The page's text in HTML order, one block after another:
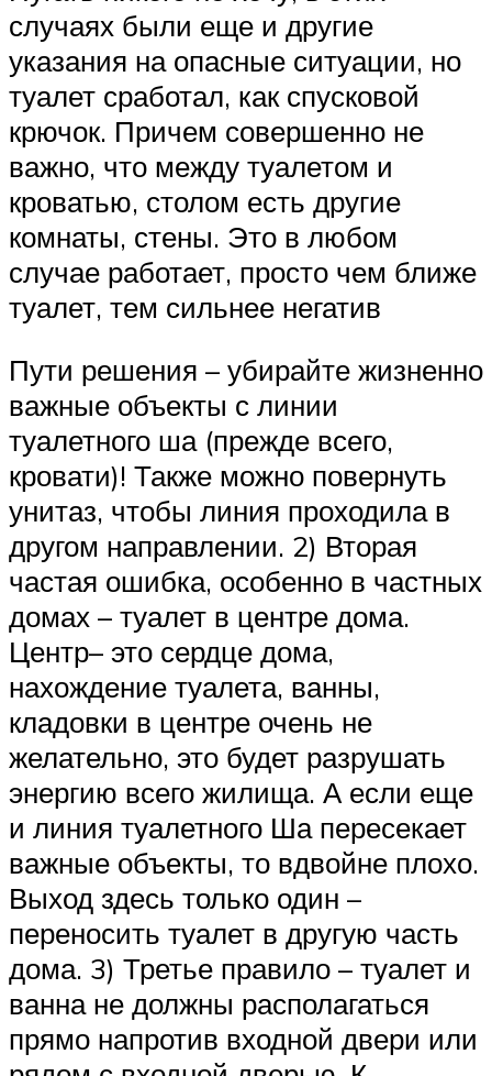
случаях были еще и другие
указания на опасные ситуации, но
туалет сработал, как спусковой
крючок. Причем совершенно не
важно, что между туалетом и
кроватью, столом есть другие
комнаты, стены. Это в любом
случае работает, просто чем ближе
туалет, тем сильнее негатив
Пути решения – убирайте жизненно
важные объекты с линии
туалетного ша (прежде всего,
кровати)! Также можно повернуть
унитаз, чтобы линия проходила в
другом направлении. 2) Вторая
частая ошибка, особенно в частных
домах – туалет в центре дома.
Центр– это сердце дома,
нахождение туалета, ванны,
кладовки в центре очень не
желательно, это будет разрушать
энергию всего жилища. А если еще
и линия туалетного Ша пересекает
важные объекты, то вдвойне плохо.
Выход здесь только один –
переносить туалет в другую часть
дома. 3) Третье правило – туалет и
ванна не должны располагаться
прямо напротив входной двери или